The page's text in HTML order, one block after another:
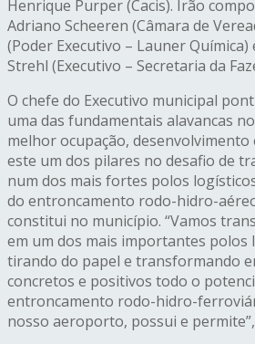
Henrique Purper (Cacis). Irão
Adriano Scheeren (Câmara de
(Poder Executivo – Launer Química)
Strehl (Executivo – Secretaria da
O chefe do Executivo municipal
uma das fundamentais alavancas
melhor ocupação,
este um dos pilares no desafio de
num dos mais fortes polos
do entroncamento rodo-hidro-
constitui no município. “Vamos
em um dos mais importantes polos
tirando do papel e transformando
concretos e positivos todo o
entroncamento rodo-hidro-
nosso aeroporto, possui e